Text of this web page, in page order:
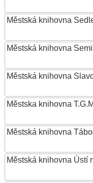
Městská knihovna
Městská knihovna
Městská knihovna
Městska knihovna
Městská knihovna
Městská knihovna Ústí